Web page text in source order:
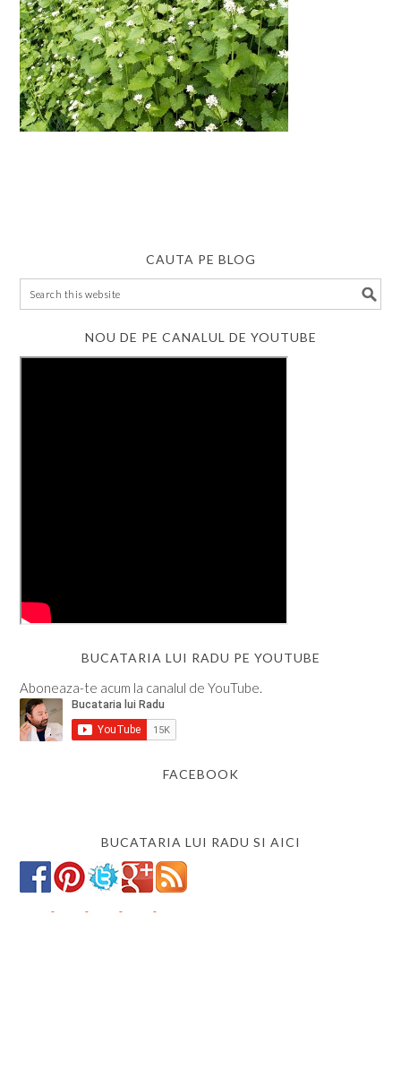
CAUTA PE BLOG
NOU DE PE CANALUL DE YOUTUBE
BUCATARIA LUI RADU PE YOUTUBE
Aboneaza-te acum la canalul de YouTube.
FACEBOOK
BUCATARIA LUI RADU SI AICI